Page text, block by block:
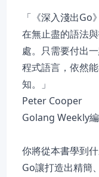
「《深入淺出
在無止盡的語法
處。只需要付出
程式語言，依然
知。」
Peter Cooper
Golang Weekly
你將從本書學到
Go讓打造出精簡